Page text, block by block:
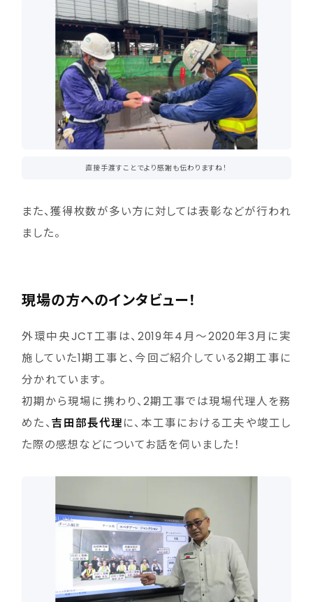
直接手渡すことでより感謝も伝わりますね！
また、獲得枚数が多い方に対しては表彰などが行われ
ました。
現場の方へのインタビュー！
外環中央JCT工事は、2019年4月～2020年3月に実
施していた1期工事と、今回ご紹介している2期工事に
分かれています。
初期から現場に携わり、2期工事では現場代理人を務
めた、吉田部長代理に、本工事における工夫や竣工し
た際の感想などについてお話を伺いました！